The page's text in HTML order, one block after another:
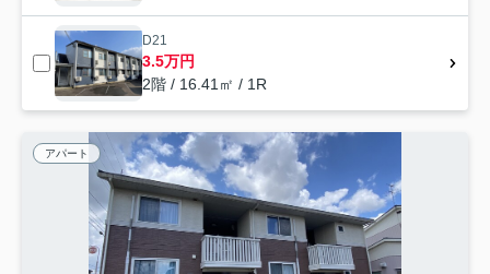
D21
3.5万円
2階 / 16.41㎡ / 1R
アパート